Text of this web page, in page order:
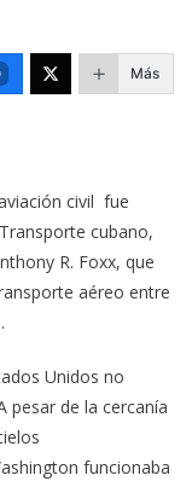
Más
civil fue
cubano,
R. Foxx, que
aéreo entre
Unidos no
pesar de la cercanía
funcionaba